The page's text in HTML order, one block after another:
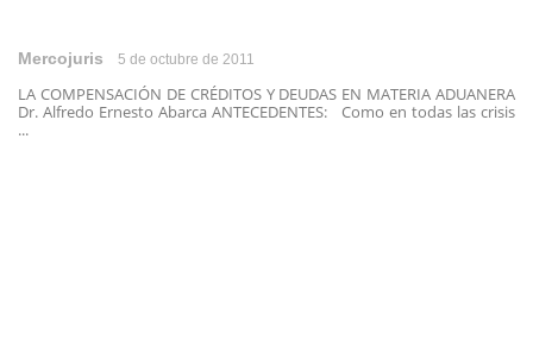
Mercojuris 5 de octubre de 2011
LA COMPENSACIÓN DE CRÉDITOS Y DEUDAS EN MATERIA ADUANERA
Dr. Alfredo Ernesto Abarca ANTECEDENTES: Como en todas las crisis
...